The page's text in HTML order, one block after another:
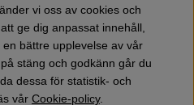
professionella användare av
ett brett sortiment av
alla tänkbaratillbehör
gallring och allmän
att handla din Husqvarna
vi oss av cookies och
ge dig anpassat innehåll,
bättre upplevelse av vår
stäng och godkänn går du
dessa för statistik- och
vår Cookie-policy.